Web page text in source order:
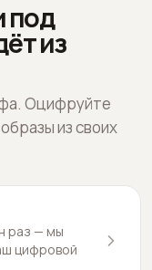
под
из
Оцифруйте
из своих
раз — мы
цифровой